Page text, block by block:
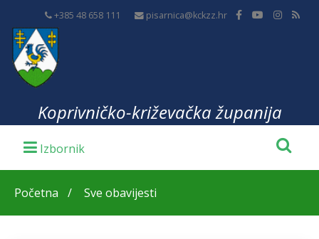
+385 48 658 111 pisarnica@kckzz.hr
Koprivničko-križevačka županija
Početna Sve obavijesti